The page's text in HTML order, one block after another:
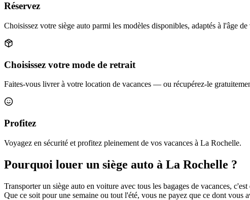
Réservez
Choisissez votre siège auto parmi les modèles disponibles, adaptés à l'âge
Choisissez votre mode de retrait
Faites-vous livrer à votre location de vacances — ou récupérez-le
Profitez
Voyagez en sécurité et profitez pleinement de vos vacances à La Rochelle.
Pourquoi louer un siège auto à La Rochelle ?
Transporter un siège auto en voiture avec tous les bagages de vacances,
Que ce soit pour une semaine ou tout l'été, vous ne payez que ce dont vous